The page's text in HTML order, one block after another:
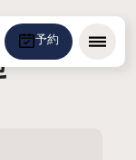
メニュ
予約